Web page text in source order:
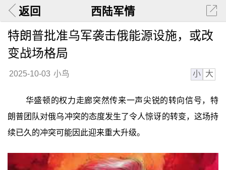
返回 西陆军情
特朗普批准乌军袭击俄能源设施，或改
变战场格局
2025-10-03 小鸟 小 大
华盛顿的权力走廊突然传来一声尖锐的转向信号，特
朗普团队对俄乌冲突的态度发生了令人惊讶的转变，这场持
续已久的冲突可能因此迎来重大升级。